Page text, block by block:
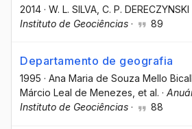
2014 · W. L. SILVA , C. P. DERECZYNSKI
Instituto de Geociências · 89
Departamento de geografia
1995 · Ana Maria de Souza Mello
Márcio Leal de Menezes , et al. ·
Instituto de Geociências · 88